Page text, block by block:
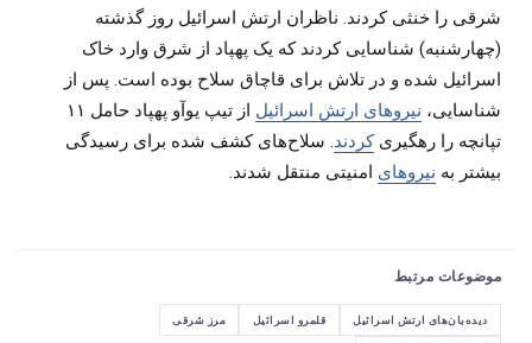
شرقی را خنثی کردند. ناظران ارتش اسرائیل روز گذشته
(چهارشنبه) شناسایی کردند که یک پهپاد از شرق وارد خاک
اسرائیل شده و در تلاش برای قاچاق سلاح بوده است. پس از
شناسایی، نیروهای ارتش اسرائیل
از تیپ یوآو پهپاد حامل ۱۱
تپانچه را رهگیریکردند. سلاح‌های کشف شده برای رسیدگی
بیشتر به نیروهای امنیتی منتقل شدند.
موضوعات مرتبط
دیده‌بان‌های ارتش اسرائیل قلمرو اسرائیل مرز شرقی